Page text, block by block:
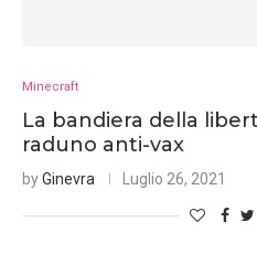
Minecraft
La bandiera della
raduno anti-vax
byGinevra Luglio 26, 2021